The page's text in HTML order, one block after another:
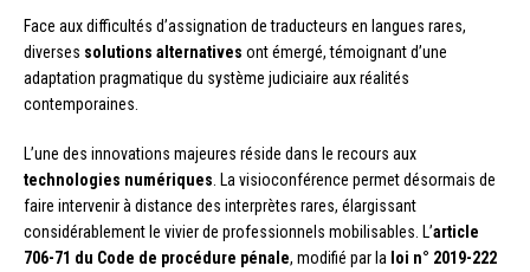
Face aux difficultés d’assignation de traducteurs en langues rares,
diverses solutions alternatives ont émergé, témoignant d’une
adaptation pragmatique du système judiciaire aux réalités
contemporaines.
L’une des innovations majeures réside dans le recours aux
technologies numériques . La visioconférence permet désormais de
faire intervenir à distance des interprètes rares, élargissant
considérablement le vivier de professionnels mobilisables. L’article
706-71 du Code de procédure pénale, modifié par la loi n° 2019-222